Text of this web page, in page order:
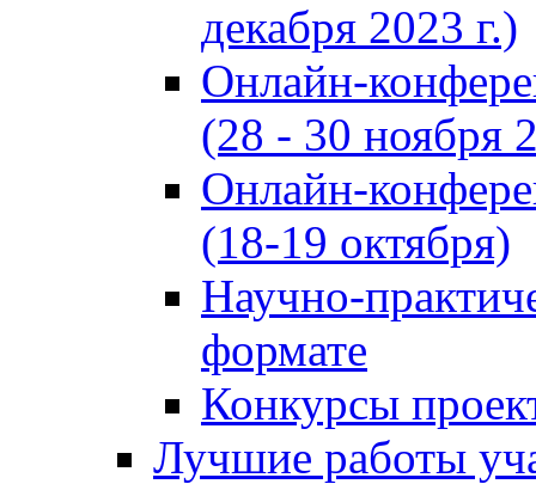
декабря 2023 г.)
Онлайн-
(28 - 30 ноября
Онлайн-
(18-19 октября)
Научно-
формате
Конкурсы
Лучшие работы